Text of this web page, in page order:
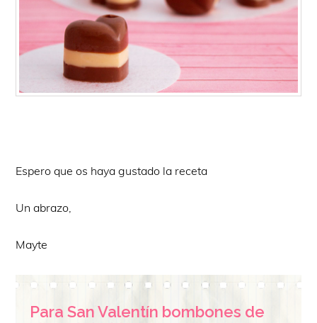
Espero que os haya gustado la receta
Un abrazo,
Mayte
Para San Valentín bombones de